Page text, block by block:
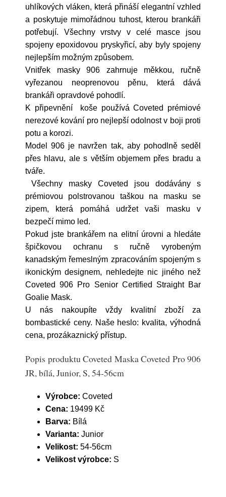
uhlíkových vláken, která přináší elegantní vzhled
a poskytuje mimořádnou tuhost, kterou brankáři
potřebují. Všechny vrstvy v celé masce jsou
spojeny epoxidovou pryskyřicí, aby byly spojeny
nejlepším možným způsobem.
Vnitřek masky 906 zahrnuje měkkou, ručně
vyřezanou neoprenovou pěnu, která dává
brankáři opravdové pohodlí.
K připevnění koše používá Coveted prémiové
nerezové kování pro nejlepší odolnost v boji proti
potu a korozi.
Model 906 je navržen tak, aby pohodlně seděl
přes hlavu, ale s větším objemem přes bradu a
tváře.
Všechny masky Coveted jsou dodávány s
prémiovou polstrovanou taškou na masku se
zipem, která pomáhá udržet vaši masku v
bezpečí mimo led.
Pokud jste brankářem na elitní úrovni a hledáte
špičkovou ochranu s ručně vyrobeným
kanadským řemeslným zpracováním spojeným s
ikonickým designem, nehledejte nic jiného než
Coveted 906 Pro Senior Certified Straight Bar
Goalie Mask.
U nás nakoupíte vždy kvalitní zboží za
bombastické ceny. Naše heslo: kvalita, výhodná
cena, prozákaznický přístup.
Popis produktu Coveted Maska Coveted Pro 906
JR, bílá, Junior, S, 54-56cm
Výrobce: Coveted
Cena: 19499 Kč
Barva: Bílá
Varianta: Junior
Velikost: 54-56cm
Velikost výrobce: S